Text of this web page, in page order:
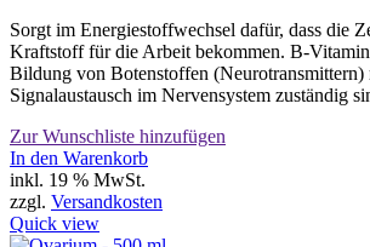
Sorgt im Energiestoffwechsel dafür, dass die
Kraftstoff für die Arbeit bekommen. B-
Bildung von Botenstoffen (Neurotransmittern)
Signalaustausch im Nervensystem zuständig
Zur Wunschliste hinzufügen
In den Warenkorb
inkl. 19 % MwSt.
zzgl. Versandkosten
Quick view